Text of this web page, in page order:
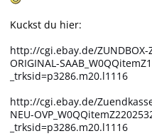
Kuckst du hier:
http://cgi.ebay.de/ZUNDBOX-
ORIGINAL-
_trksid=p3286.m20.l1116
http://cgi.ebay.de/
NEU-
_trksid=p3286.m20.l1116